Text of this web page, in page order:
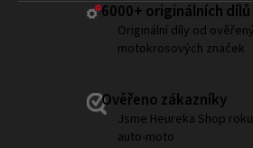
6000+ ​originálních
Originální díly od
motokrosových značek
Ověřeno zákazníky
Jsme Heureka Shop
auto-moto